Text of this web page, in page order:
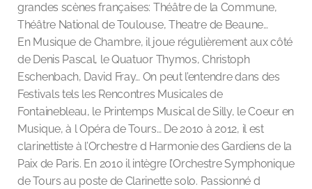
grandes scènes françaises: Théâtre de la Commune,
Théâtre National de Toulouse, Theatre de Beaune…
En Musique de Chambre, il joue régulièrement aux côté
de Denis Pascal, le Quatuor Thymos, Christoph
Eschenbach, David Fray… On peut l’entendre dans des
Festivals tels les Rencontres Musicales de
Fontainebleau, le Printemps Musical de Silly, le Coeur en
Musique, à l Opéra de Tours… De 2010 à 2012, il est
clarinettiste à l’Orchestre d Harmonie des Gardiens de la
Paix de Paris. En 2010 il intègre l’Orchestre Symphonique
de Tours au poste de Clarinette solo. Passionné d